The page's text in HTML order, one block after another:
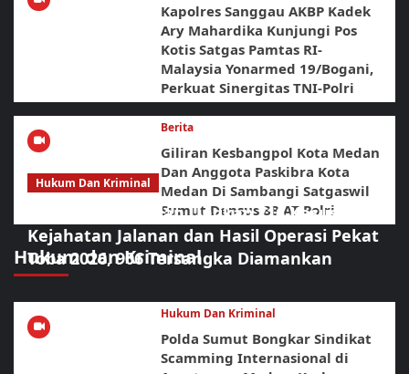
Kapolres Sanggau AKBP Kadek
Ary Mahardika Kunjungi Pos
Kotis Satgas Pamtas RI-
Malaysia Yonarmed 19/Bogani,
Perkuat Sinergitas TNI-Polri
Berita
Giliran Kesbangpol Kota Medan
Dan Anggota Paskibra Kota
Medan Di Sambangi Satgaswil
Sumut Densus 88 AT Polri
Hukum dan Kriminal
Hukum Dan Kriminal
Polrestabes Medan Ungkap 716 Kasus
Kejahatan Jalanan dan Hasil Operasi Pekat
Toba 2026, 906 Tersangka Diamankan
Hukum Dan Kriminal
Polda Sumut Bongkar Sindikat
Scamming Internasional di